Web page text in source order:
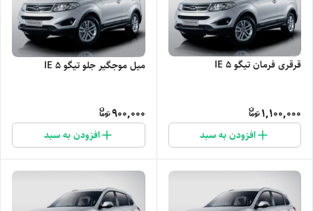
قرقری فرمان تیگو 5 IE
1,100,000
افزودن به سبد
میل موجگیر جلو تیگو 5 IE
900,000
افزودن به سبد